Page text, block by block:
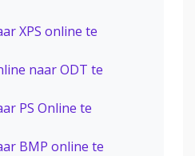
XPS online te
naar ODT te
PS Online te
BMP online te